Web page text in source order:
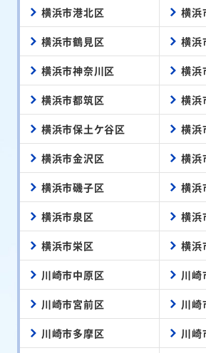
横浜市港北区 横浜
横浜市鶴見区 横浜
横浜市神奈川区 横浜
横浜市都筑区 横浜
横浜市保土ケ谷区 横浜
横浜市金沢区 横浜
横浜市磯子区 横浜
横浜市泉区 横浜
横浜市栄区 横浜
川崎市中原区 川崎
川崎市宮前区 川崎
川崎市多摩区 川崎